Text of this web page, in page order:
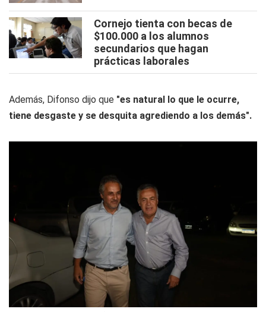
Cornejo tienta con becas de
$100.000 a los alumnos
secundarios que hagan
prácticas laborales
Además, Difonso dijo que "es natural lo que le ocurre,
tiene desgaste y se desquita agrediendo a los demás".